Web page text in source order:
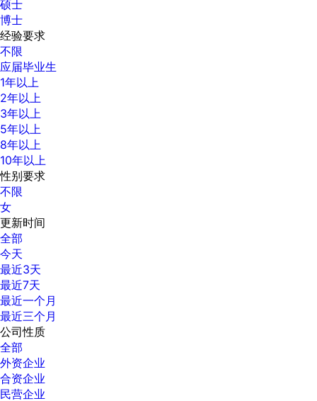
硕士
博士
经验要求
不限
应届毕业生
1年以上
2年以上
3年以上
5年以上
8年以上
10年以上
性别要求
不限
女
更新时间
全部
今天
最近3天
最近7天
最近一个月
最近三个月
公司性质
全部
外资企业
合资企业
民营企业